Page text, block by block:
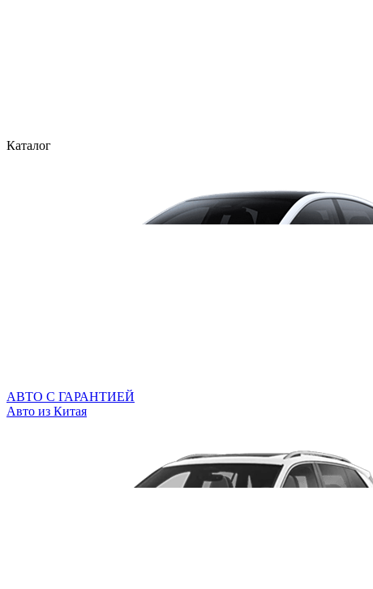
Каталог
АВТО С ГАРАНТИЕЙ
Авто из Китая